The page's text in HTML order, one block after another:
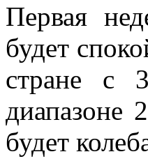
Первая
будет
стране с
диапазоне
будет